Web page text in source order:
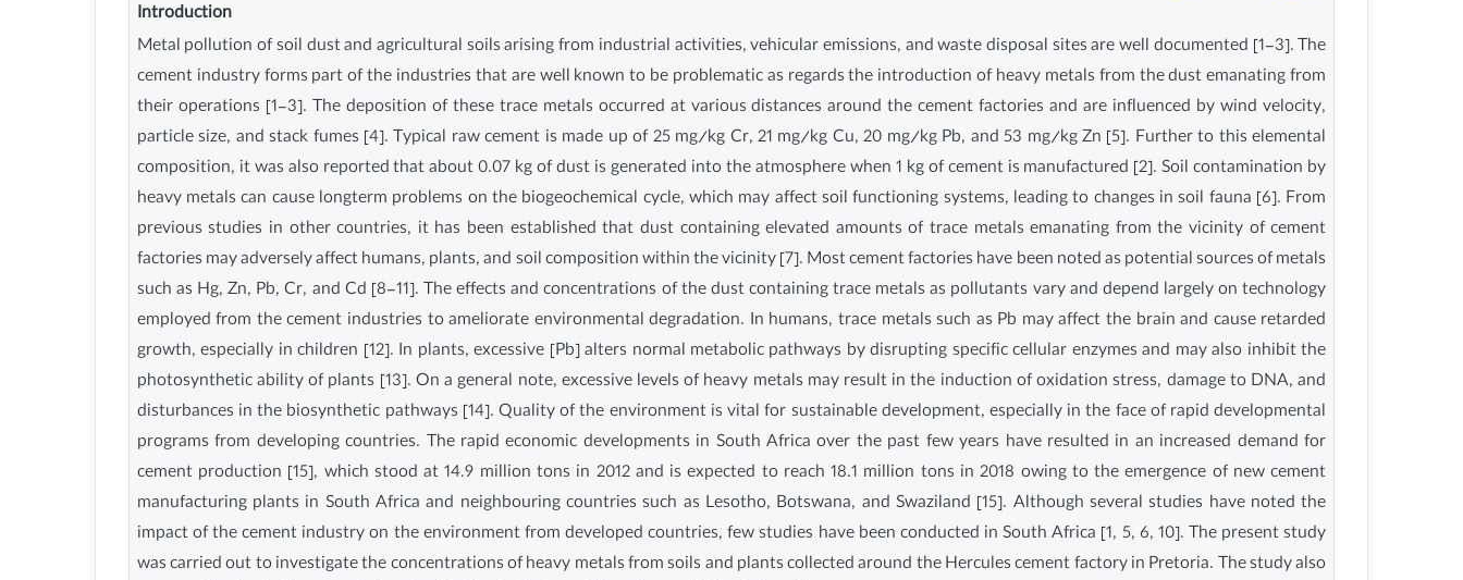
Introduction
Metal pollution of soil dust and agricultural soils arising from industrial activities, vehicular emissions, and waste disposal sites are well documented [1-3]. The
cement industry forms part of the industries that are well known to be problematic as regards the introduction of heavy metals from the dust emanating from
their operations [1-3]. The deposition of these trace metals occurred at various distances around the cement factories and are influenced by wind velocity,
particle size, and stack fumes [4]. Typical raw cement is made up of 25 mg/kg Cr, 21 mg/kg Cu, 20 mg/kg Pb, and 53 mg/kg Zn [5]. Further to this elemental
composition, it was also reported that about 0.07 kg of dust is generated into the atmosphere when 1 kg of cement is manufactured [2]. Soil contamination by
heavy metals can cause longterm problems on the biogeochemical cycle, which may affect soil functioning systems, leading to changes in soil fauna [6]. From
previous studies in other countries, it has been established that dust containing elevated amounts of trace metals emanating from the vicinity of cement
factories may adversely affect humans, plants, and soil composition within the vicinity [7]. Most cement factories have been noted as potential sources of metals
such as Hg, Zn, Pb, Cr, and Cd [8-11]. The effects and concentrations of the dust containing trace metals as pollutants vary and depend largely on technology
employed from the cement industries to ameliorate environmental degradation. In humans, trace metals such as Pb may affect the brain and cause retarded
growth, especially in children [12]. In plants, excessive [Pb] alters normal metabolic pathways by disrupting specific cellular enzymes and may also inhibit the
photosynthetic ability of plants [13]. On a general note, excessive levels of heavy metals may result in the induction of oxidation stress, damage to DNA, and
disturbances in the biosynthetic pathways [14]. Quality of the environment is vital for sustainable development, especially in the face of rapid developmental
programs from developing countries. The rapid economic developments in South Africa over the past few years have resulted in an increased demand for
cement production [15], which stood at 14.9 million tons in 2012 and is expected to reach 18.1 million tons in 2018 owing to the emergence of new cement
manufacturing plants in South Africa and neighbouring countries such as Lesotho, Botswana, and Swaziland [15]. Although several studies have noted the
impact of the cement industry on the environment from developed countries, few studies have been conducted in South Africa [1, 5, 6, 10]. The present study
was carried out to investigate the concentrations of heavy metals from soils and plants collected around the Hercules cement factory in Pretoria. The study also